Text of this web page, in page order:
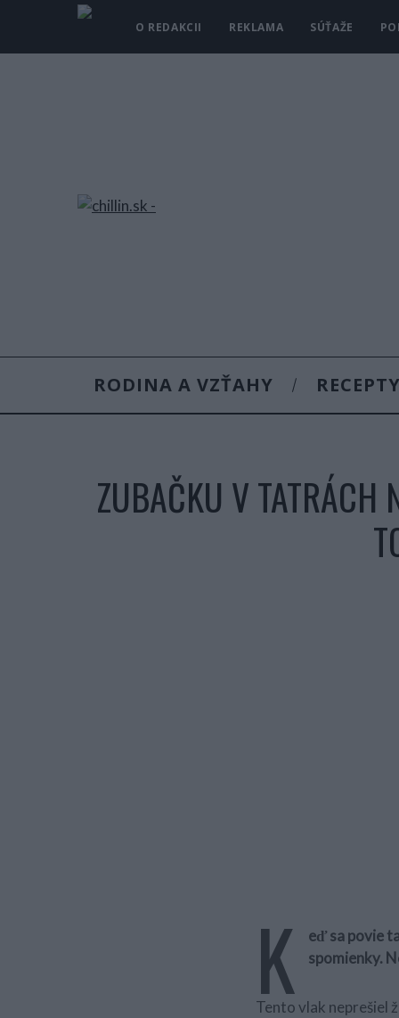
O REDAKCII REKLAMA SÚŤAŽE
RODINA A VZŤAHY RECEPTY
ZUBAČKU V TATRÁCH
K
eď sa povie
spomienky.
Tento vlak neprešiel